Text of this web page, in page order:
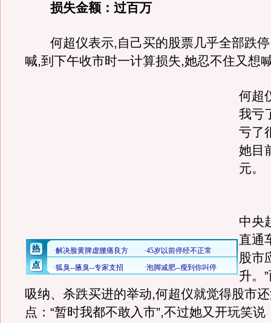
损失金额：过百万
何超仪表示,自己买的股票几乎全部跌停
喊,到下午收市时一计算损失,她忍不住又想
何超
我亏
亏了
她目
元。
中央
直通
股市
升。
吸纳、杀跌买进的举动,何超仪就觉得股市
点：“暂时我都不敢入市”,不过她又开玩笑说